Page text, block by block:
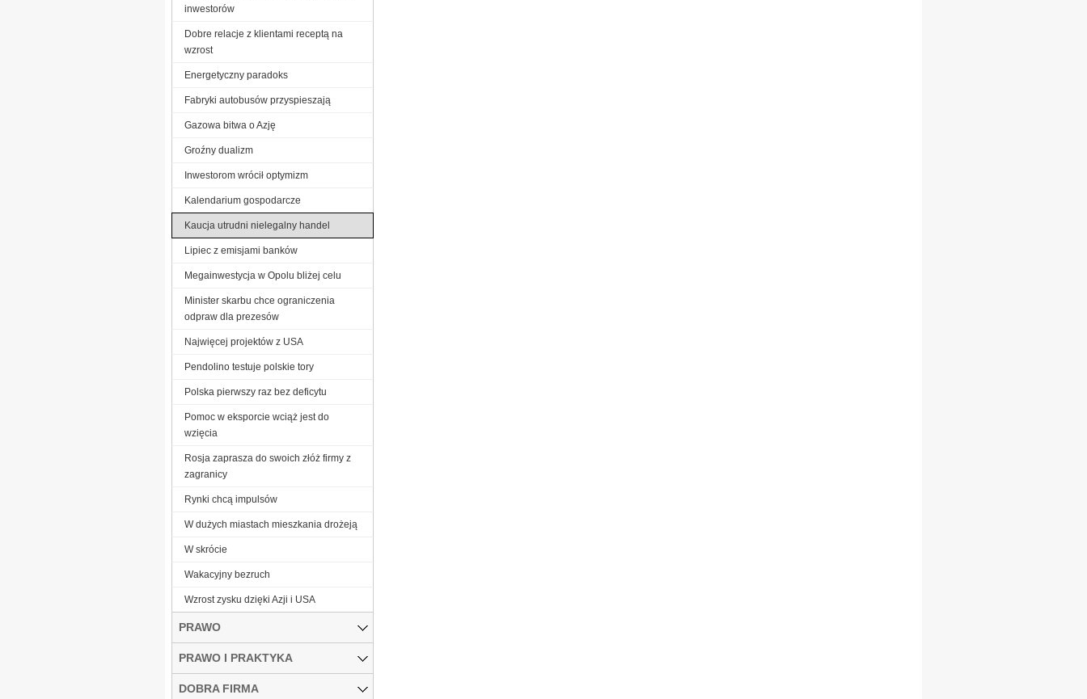
inwestorów
Dobre relacje z klientami receptą na
wzrost
Energetyczny paradoks
Fabryki autobusów przyspieszają
Gazowa bitwa o Azję
Groźny dualizm
Inwestorom wrócił optymizm
Kalendarium gospodarcze
Kaucja utrudni nielegalny handel
Lipiec z emisjami banków
Megainwestycja w Opolu bliżej celu
Minister skarbu chce ograniczenia
odpraw dla prezesów
Najwięcej projektów z USA
Pendolino testuje polskie tory
Polska pierwszy raz bez deficytu
Pomoc w eksporcie wciąż jest do
wzięcia
Rosja zaprasza do swoich złóż firmy z
zagranicy
Rynki chcą impulsów
W dużych miastach mieszkania drożeją
W skrócie
Wakacyjny bezruch
Wzrost zysku dzięki Azji i USA
PRAWO
PRAWO I PRAKTYKA
DOBRA FIRMA